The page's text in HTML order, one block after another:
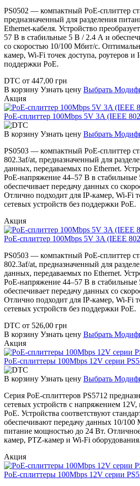
PS0502 — компактный PoE-сплиттер
предназначенный для разделения
Ethernet-кабеля. Устройство
57 В в стабильные 5 В / 2.4 А и
со скоростью 10/100 Мбит/с.
камер, Wi-Fi точек доступа, роутеров и
поддержки PoE.
DTC от 447,00 грн
В корзину Узнать цену Выбрать
Акция
PoE-сплиттер 100Mbps 5V 3A (IEEE
В корзину Узнать цену Выбрать
PS0503 — компактный PoE-сплиттер
802.3af/at, предназначенный для
данных, передаваемых по Ethernet.
PoE-напряжение 44–57 В в
обеспечивает передачу данных со
Отлично подходит для IP-камер, Wi-Fi
сетевых устройств без поддержки PoE.
Акция
PoE-сплиттер 100Mbps 5V 3A (IEEE
PS0503 — компактный PoE-сплиттер
802.3af/at, предназначенный для
данных, передаваемых по Ethernet.
PoE-напряжение 44–57 В в
обеспечивает передачу данных со
Отлично подходит для IP-камер, Wi-Fi
сетевых устройств без поддержки PoE.
DTC от 526,00 грн
В корзину Узнать цену Выбрать
Акция
PoE-сплиттеры 100Mbps 12V серии
В корзину Узнать цену Выбрать
Серия PoE-сплиттеров PS5712
сетевых устройств с напряжением
PoE. Устройства соответствуют
обеспечивают передачу данных 10/100
питание мощностью до 24 Вт.
камер, PTZ-камер и Wi-Fi оборудования.
Акция
PoE-сплиттеры 100Mbps 12V серии